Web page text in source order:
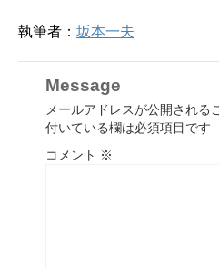
執筆者： 坂本一夫
Message
メールアドレスが公開される
付いている欄は必須項目です
コメント ※